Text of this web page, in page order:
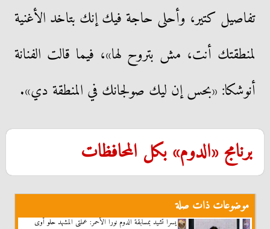
تفاصيل كتير، وأحلى حاجة فيك إنك بتاخد الأغنية
لمنطقتك أنت، مش بتروح لها»، فيما قالت الفنانة
أنوشكا: «بحس إن ليك صولجانك في المنطقة دي».
برنامج «الدوم» بكل المحافظات
موضوعات ذات صلة
يسرا تشيد بمسابقة الدوم نورا الأحمر: عملتى المشهد حلو أوى